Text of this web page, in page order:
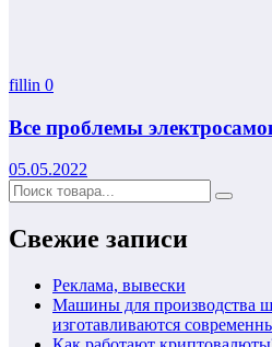
fillin 0
Все проблемы
05.05.2022
Свежие записи
Реклама, вывески
Машины для производства
изготавливаются